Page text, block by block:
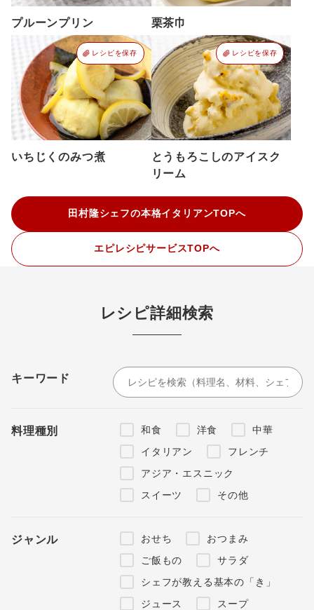
プルーンプリン 栗茶巾
レシピを保存
いちじくのみつ煮
レシピを保存
とうもろこしのアイスク
リーム
田村隆シェフの本格イタリアンTOPへ
エピレシピサービスTOPへ
レシピ詳細検索
キーワード
料理種別 和食 洋食
中華
イタリアン
フレンチ
アジア・エスニック
スイーツ
その他
ジャンル おせち
おつまみ
ご飯もの
サラダ
シェフが教える基本の「き」
ジュース
スープ